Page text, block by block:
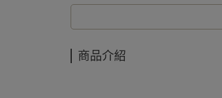
商品介紹